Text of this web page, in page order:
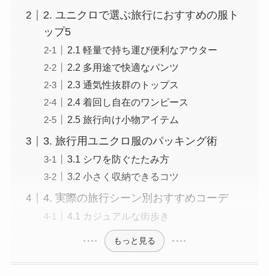
2. ユニクロで選ぶ旅行におすすめの服ト
ップ5
2.1 軽量で持ち運び便利なアウター
2.2 多用途で快適なパンツ
2.3 通気性抜群のトップス
2.4 着回し自在のワンピース
2.5 旅行向け小物アイテム
3. 旅行用ユニクロ服のパッキング術
3.1 シワを防ぐたたみ方
3.2 小さく収納できるコツ
4. 実際の旅行シーン別おすすめコーデ
4.1 カジュアルな街歩き
もっと見る